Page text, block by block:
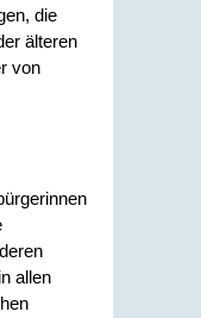
die
älteren
von
allen